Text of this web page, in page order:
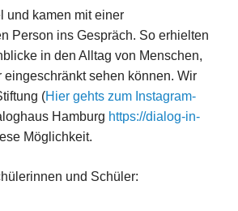
und kamen mit einer
Person ins Gespräch. So erhielten
in den Alltag von Menschen,
eingeschränkt sehen können. Wir
(Hier gehts zum Instagram-
Hamburg https://dialog-in-
Möglichkeit.
und Schüler: